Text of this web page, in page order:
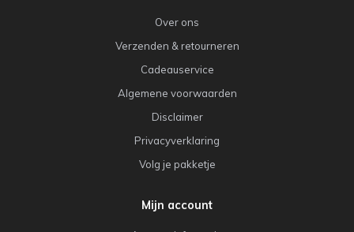
Over ons
Verzenden & retourneren
Cadeauservice
Algemene voorwaarden
Disclaimer
Privacyverklaring
Volg je pakketje
Mijn account